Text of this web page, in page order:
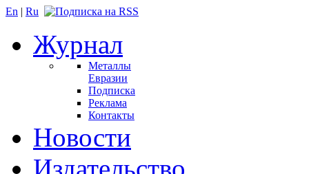
En | Ru
Журнал
Металлы
Евразии
Подписка
Реклама
Контакты
Новости